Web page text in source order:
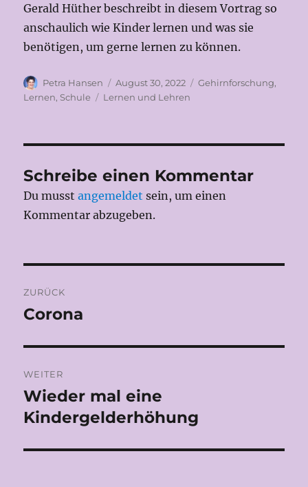
Gerald Hüther beschreibt in diesem Vortrag so
anschaulich wie Kinder lernen und was sie
benötigen, um gerne lernen zu können.
Autor
Petra Hansen
Veröffentlicht
am
August 30, 2022 Kategorien
Gehirnforschung,
Lernen, Schule Schlagwörter
Lernen und Lehren
Schreibe einen Kommentar
Du musstangemeldet sein, um einen
Kommentar abzugeben.
ZURÜCK
Vorheriger
Corona
WEITER
Nächster
Beitrag:
Wieder mal eine
Kindergelderhöhung